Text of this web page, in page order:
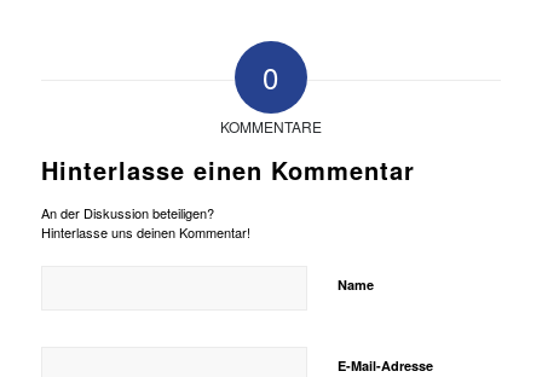
0
KOMMENTARE
Hinterlasse einen Kommentar
An der Diskussion beteiligen?
Hinterlasse uns deinen Kommentar!
Name
E-Mail-Adresse